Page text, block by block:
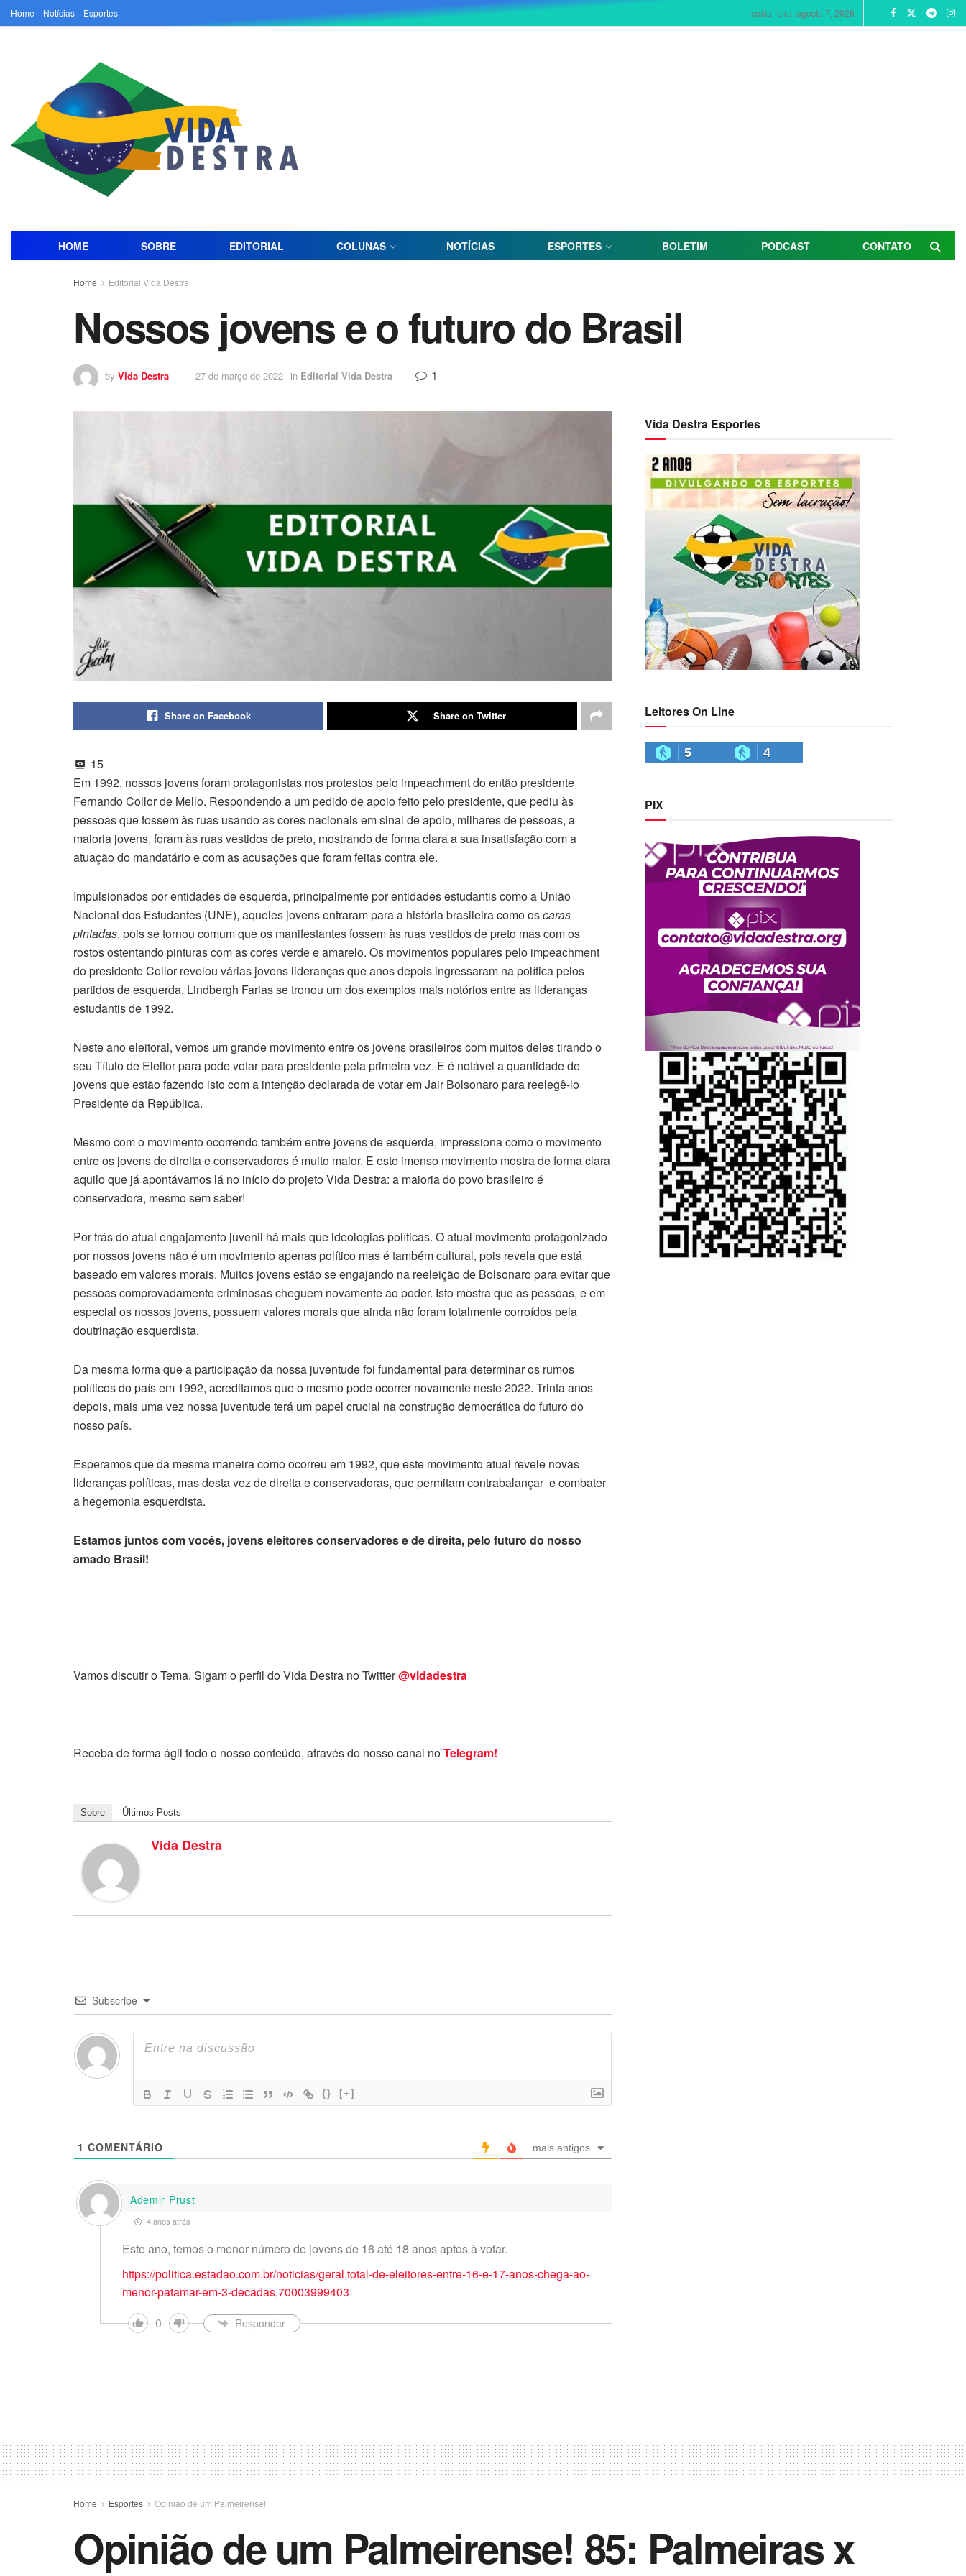
Home Notícias Esportes sexta-feira, agosto 7, 2026
HOME SOBRE EDITORIAL COLUNAS NOTÍCIAS ESPORTES BOLETIM PODCAST CONTATO
Home Editorial Vida Destra
Nossos jovens e o futuro do Brasil
by Vida Destra 27 de março de 2022 in Editorial Vida Destra 1
Share on Facebook Share on Twitter
15
Em 1992, nossos jovens foram protagonistas nos protestos pelo impeachment do então presidente
Fernando Collor de Mello. Respondendo a um pedido de apoio feito pelo presidente, que pediu às
pessoas que fossem às ruas usando as cores nacionais em sinal de apoio, milhares de pessoas, a
maioria jovens, foram às ruas vestidos de preto, mostrando de forma clara a sua insatisfação com a
atuação do mandatário e com as acusações que foram feitas contra ele.
Impulsionados por entidades de esquerda, principalmente por entidades estudantis como a União
Nacional dos Estudantes (UNE), aqueles jovens entraram para a história brasileira como oscaras
pintadas, pois se tornou comum que os manifestantes fossem às ruas vestidos de preto mas com os
rostos ostentando pinturas com as cores verde e amarelo. Os movimentos populares pelo impeachment
do presidente Collor revelou várias jovens lideranças que anos depois ingressaram na política pelos
partidos de esquerda. Lindbergh Farias se tronou um dos exemplos mais notórios entre as lideranças
estudantis de 1992.
Neste ano eleitoral, vemos um grande movimento entre os jovens brasileiros com muitos deles tirando o
seu Título de Eleitor para pode votar para presidente pela primeira vez. E é notável a quantidade de
jovens que estão fazendo isto com a intenção declarada de votar em Jair Bolsonaro para reelegê-lo
Presidente da República.
Mesmo com o movimento ocorrendo também entre jovens de esquerda, impressiona como o movimento
entre os jovens de direita e conservadores é muito maior. E este imenso movimento mostra de forma clara
aquilo que já apontávamos lá no início do projeto Vida Destra: a maioria do povo brasileiro é
conservadora, mesmo sem saber!
Por trás do atual engajamento juvenil há mais que ideologias políticas. O atual movimento protagonizado
por nossos jovens não é um movimento apenas político mas é também cultural, pois revela que está
baseado em valores morais. Muitos jovens estão se engajando na reeleição de Bolsonaro para evitar que
pessoas comprovadamente criminosas cheguem novamente ao poder. Isto mostra que as pessoas, e em
especial os nossos jovens, possuem valores morais que ainda não foram totalmente corroídos pela
doutrinação esquerdista.
Da mesma forma que a participação da nossa juventude foi fundamental para determinar os rumos
políticos do país em 1992, acreditamos que o mesmo pode ocorrer novamente neste 2022. Trinta anos
depois, mais uma vez nossa juventude terá um papel crucial na construção democrática do futuro do
nosso país.
Esperamos que da mesma maneira como ocorreu em 1992, que este movimento atual revele novas
lideranças políticas, mas desta vez de direita e conservadoras, que permitam contrabalançar e combater
a hegemonia esquerdista.
Estamos juntos com vocês, jovens eleitores conservadores e de direita, pelo futuro do nosso
amado Brasil!
Vamos discutir o Tema. Sigam o perfil do Vida Destra no Twitter@vidadestra
Receba de forma ágil todo o nosso conteúdo, através do nosso canal noTelegram!
Sobre Últimos Posts
Vida Destra
Subscribe
{} [+]
1 COMENTÁRIO mais antigos
Ademir Prust
4 anos atrás
Este ano, temos o menor número de jovens de 16 até 18 anos aptos à votar.
https://politica.estadao.com.br/noticias/geral,total-de-eleitores-entre-16-e-17-anos-chega-ao-
menor-patamar-em-3-decadas,70003999403
0
Responder
Vida Destra Esportes
Leitores On Line
5 4
PIX
Home Esportes Opinião de um Palmeirense!
Opinião de um Palmeirense! 85: Palmeiras x